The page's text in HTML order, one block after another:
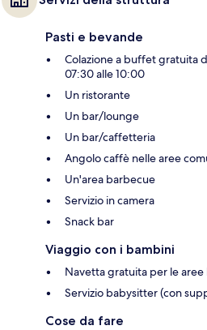
Pasti e bevande
Colazione a buffet gratuita
07:30 alle 10:00
Un ristorante
Un bar/lounge
Un bar/caffetteria
Angolo caffè nelle aree
Un'area barbecue
Servizio in camera
Snack bar
Viaggio con i bambini
Navetta gratuita per le
Servizio babysitter (con
Cose da fare